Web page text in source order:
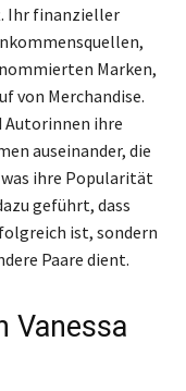
Ihr finanzieller
Marken,
von Merchandise.
Autorinnen ihre
auseinander, die
ihre Popularität
geführt, dass
ist, sondern
Paare dient.
Vanessa